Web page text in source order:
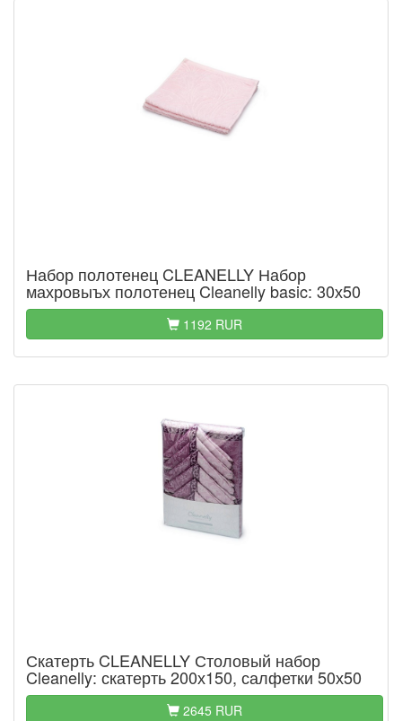
Набор полотенец CLEANELLY Набор
махровыъх полотенец Cleanelly basic: 30х50
1192 RUR
Скатерть CLEANELLY Столовый набор
Cleanelly: скатерть 200х150, салфетки 50х50
2645 RUR